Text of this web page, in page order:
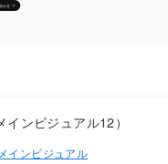
ンビジュアル12）
メインビジュアル